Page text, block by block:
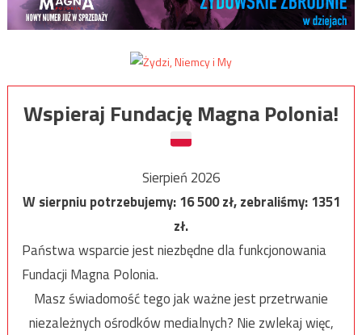
Wspieraj Fundację Magna Polonia!
Sierpień 2026
W sierpniu potrzebujemy:16 500zł, zebraliśmy:1351
zł.
Państwa wsparcie jest niezbędne dla funkcjonowania
Fundacji Magna Polonia.
Masz świadomość tego jak ważne jest przetrwanie
niezależnych ośrodków medialnych? Nie zwlekaj więc,